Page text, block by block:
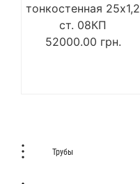
тонкостенная 25х1,2
ст. 08КП
52000.00 грн.
Трубы